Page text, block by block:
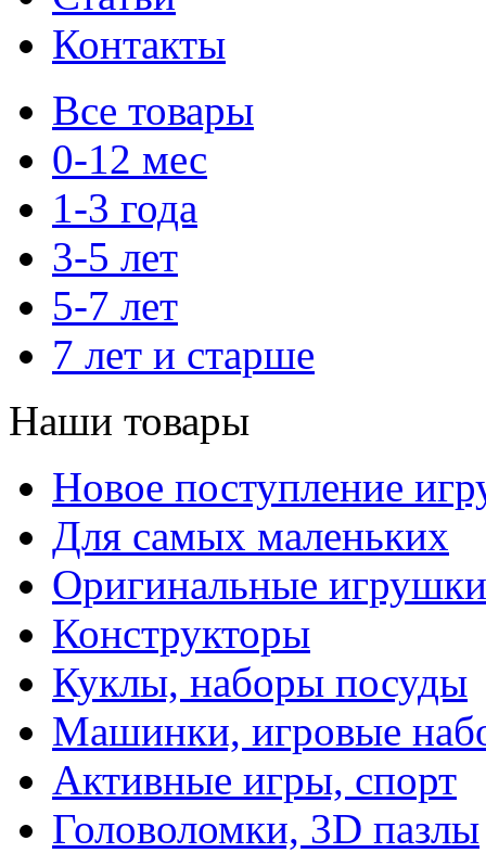
Контакты
Все товары
0-12 мес
1-3 года
3-5 лет
5-7 лет
7 лет и старше
Наши товары
Новое поступление
Для самых маленьких
Оригинальные игрушки
Конструкторы
Куклы, наборы посуды
Машинки, игровые
Активные игры, спорт
Головоломки, 3D пазлы